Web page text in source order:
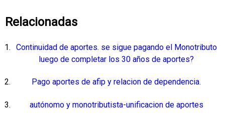
Relacionadas
Continuidad de aportes. se sigue pagando el Monotributo
luego de completar los 30 años de aportes?
Pago aportes de afip y relacion de dependencia.
autónomo y monotributista-unificacion de aportes